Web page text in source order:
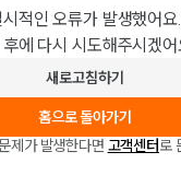
시적인 오류가 발생했어요.
에 다시 시도해주시겠
새로고침하기
홈으로 돌아가기
제가 발생한다면 고객센터로